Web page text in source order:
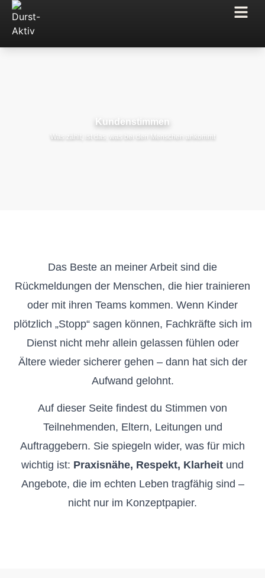
Kundenstimmen
Was zählt, ist das, was bei den Menschen ankommt
Das Beste an meiner Arbeit sind die
Rückmeldungen der Menschen, die hier trainieren
oder mit ihren Teams kommen. Wenn Kinder
plötzlich „Stopp“ sagen können, Fachkräfte sich im
Dienst nicht mehr allein gelassen fühlen oder
Ältere wieder sicherer gehen – dann hat sich der
Aufwand gelohnt.
Auf dieser Seite findest du Stimmen von
Teilnehmenden, Eltern, Leitungen und
Auftraggebern. Sie spiegeln wider, was für mich
wichtig ist: Praxisnähe, Respekt, Klarheit und
Angebote, die im echten Leben tragfähig sind –
nicht nur im Konzeptpapier.